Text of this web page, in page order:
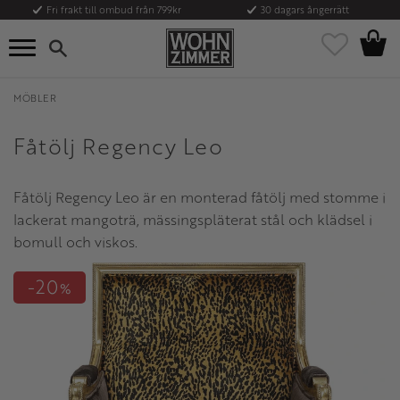
Meny
Fri frakt till ombud från 799kr 30 dagars ångerrätt
Favoriter
MÖBLER
Fåtölj Regency Leo
Fåtölj Regency Leo är en monterad fåtölj med stomme i
lackerat mangoträ, mässingspläterat stål och klädsel i
bomull och viskos.
20%